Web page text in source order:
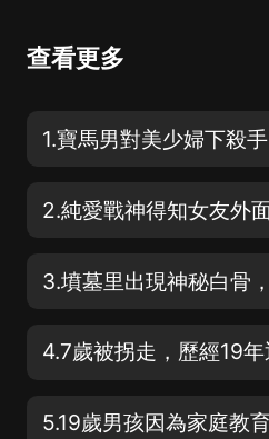
查看更多